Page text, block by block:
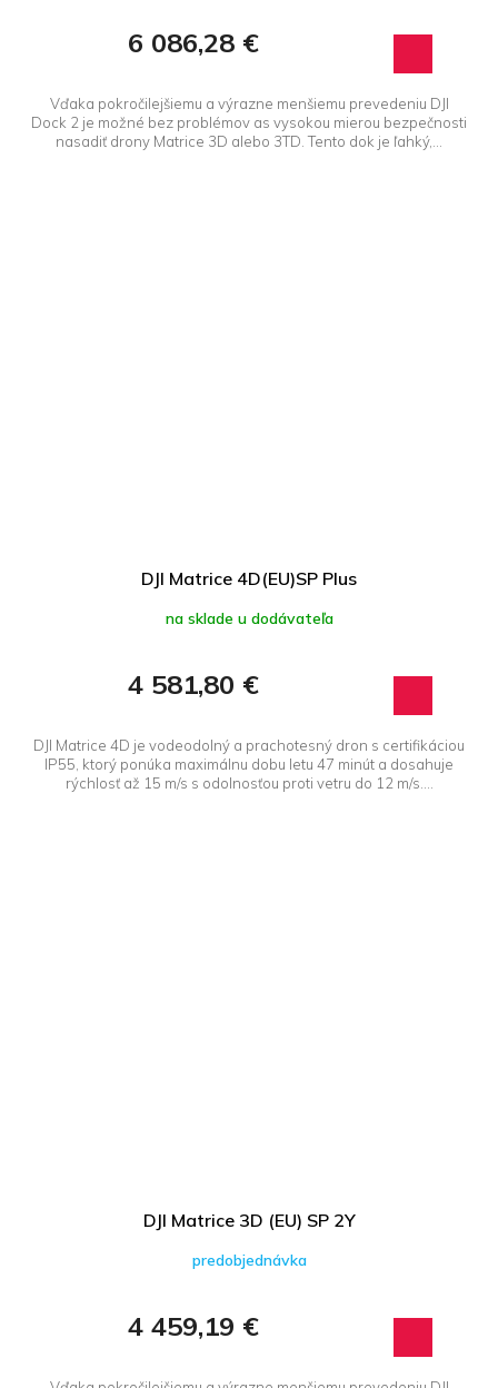
6 086,28 €
Vďaka pokročilejšiemu a výrazne menšiemu prevedeniu DJI
Dock 2 je možné bez problémov as vysokou mierou bezpečnosti
nasadiť drony Matrice 3D alebo 3TD. Tento dok je ľahký,...
DJI Matrice 4D(EU)SP Plus
na sklade u dodávateľa
4 581,80 €
DJI Matrice 4D je vodeodolný a prachotesný dron s certifikáciou
IP55, ktorý ponúka maximálnu dobu letu 47 minút a dosahuje
rýchlosť až 15 m/s s odolnosťou proti vetru do 12 m/s....
DJI Matrice 3D (EU) SP 2Y
predobjednávka
4 459,19 €